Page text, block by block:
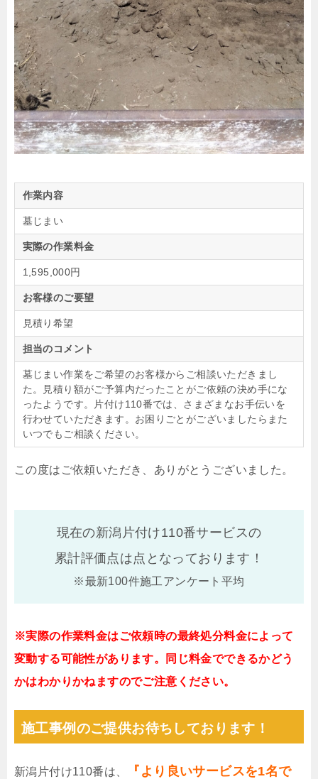
作業内容
墓じまい
実際の作業料金
1,595,000円
お客様のご要望
見積り希望
担当のコメント
墓じまい作業をご希望のお客様からご相談いただきまし
た。見積り額がご予算内だったことがご依頼の決め手にな
ったようです。片付け110番では、さまざまなお手伝いを
行わせていただきます。お困りごとがございましたらまた
いつでもご相談ください。
この度はご依頼いただき、ありがとうございました。
現在の新潟片付け110番サービスの
累計評価点は点となっております！
※最新100件施工アンケート平均
※実際の作業料金はご依頼時の最終処分料金によって
変動する可能性があります。同じ料金でできるかどう
かはわかりかねますのでご注意ください。
施工事例のご提供お待ちしております！
新潟片付け110番は、
『より良いサービスを1名で